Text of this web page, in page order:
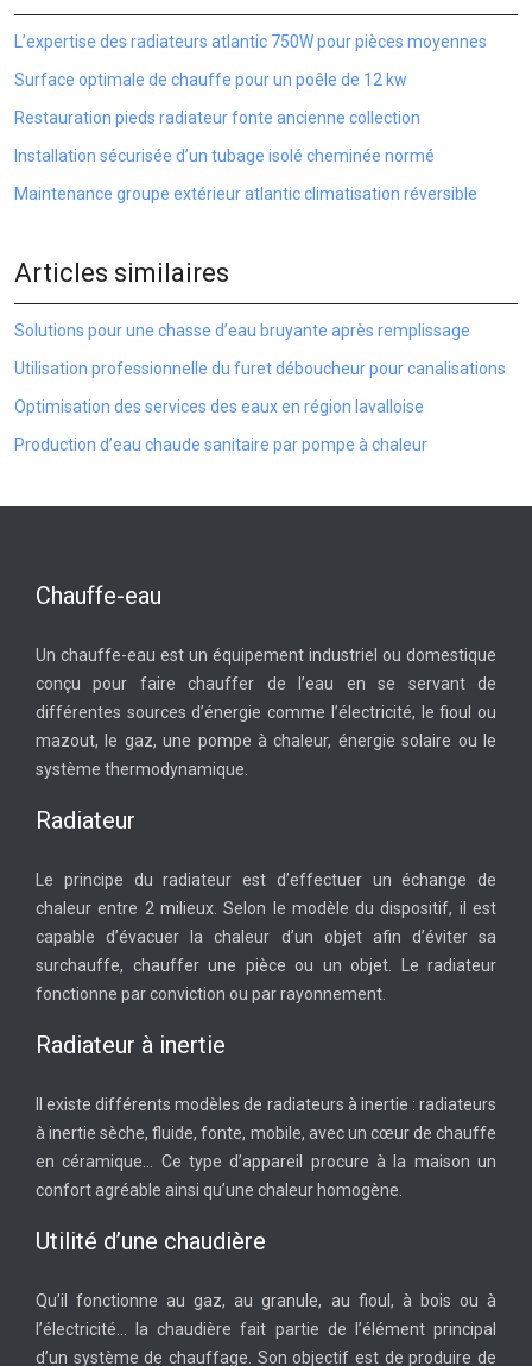
L’expertise des radiateurs atlantic 750W pour pièces moyennes
Surface optimale de chauffe pour un poêle de 12 kw
Restauration pieds radiateur fonte ancienne collection
Installation sécurisée d’un tubage isolé cheminée normé
Maintenance groupe extérieur atlantic climatisation réversible
Articles similaires
Solutions pour une chasse d’eau bruyante après remplissage
Utilisation professionnelle du furet déboucheur pour canalisations
Optimisation des services des eaux en région lavalloise
Production d’eau chaude sanitaire par pompe à chaleur
Chauffe-eau
Un chauffe-eau est un équipement industriel ou domestique
conçu pour faire chauffer de l’eau en se servant de
différentes sources d’énergie comme l’électricité, le fioul ou
mazout, le gaz, une pompe à chaleur, énergie solaire ou le
système thermodynamique.
Radiateur
Le principe du radiateur est d’effectuer un échange de
chaleur entre 2 milieux. Selon le modèle du dispositif, il est
capable d’évacuer la chaleur d’un objet afin d’éviter sa
surchauffe, chauffer une pièce ou un objet. Le radiateur
fonctionne par conviction ou par rayonnement.
Radiateur à inertie
Il existe différents modèles de radiateurs à inertie : radiateurs
à inertie sèche, fluide, fonte, mobile, avec un cœur de chauffe
en céramique… Ce type d’appareil procure à la maison un
confort agréable ainsi qu’une chaleur homogène.
Utilité d’une chaudière
Qu’il fonctionne au gaz, au granule, au fioul, à bois ou à
l’électricité… la chaudière fait partie de l’élément principal
d’un système de chauffage. Son objectif est de produire de